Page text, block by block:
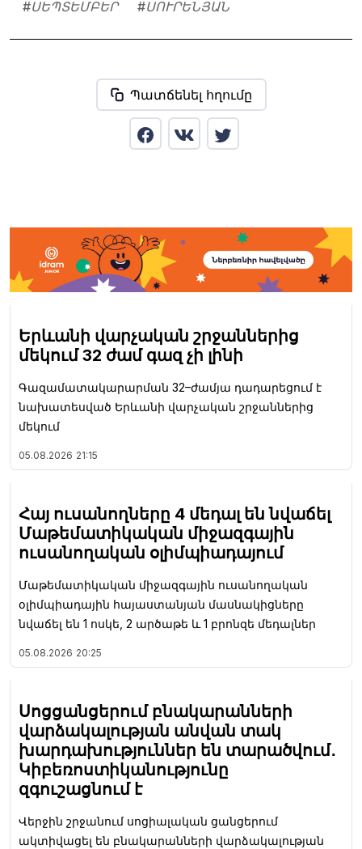
#ՍԵՊՏԵՄԲԵՐ #ՍՈՒՐԵՆՅԱՆ
Պատճենել հղումը
Երևանի վարչական շրջաններից
մեկում 32 ժամ գազ չի լինի
Գազամատակարարման 32–ժամյա դադարեցում է
նախատեսված Երևանի վարչական շրջաններից
մեկում
05.08.2026 21:15
Հայ ուսանողները 4 մեդալ են նվաճել
Մաթեմատիկական միջազգային
ուսանողական օլիմպիադայում
Մաթեմատիկական միջազգային ուսանողական
օլիմպիադային հայաստանյան մասնակիցները
նվաճել են 1 ոսկե, 2 արծաթե և 1 բրոնզե մեդալներ
05.08.2026 20:25
Սոցցանցերում բնակարանների
վարձակալության անվան տակ
խարդախություններ են տարածվում․
Կիբեռոստիկանությունը
զգուշացնում է
Վերջին շրջանում սոցիալական ցանցերում
ակտիվացել են բնակարանների վարձակալության